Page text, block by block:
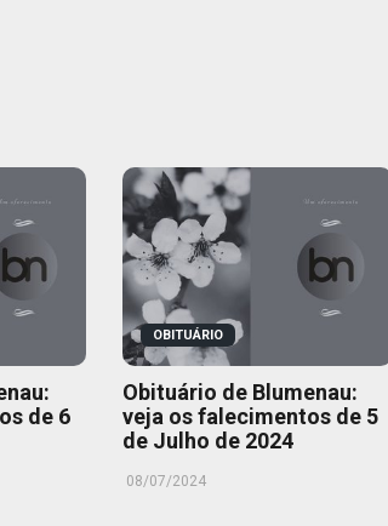
de 6
OBITUÁRIO
Obituário de Blumenau:
veja os falecimentos de 5
de Julho de 2024
08/07/2024